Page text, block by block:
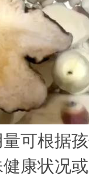
可根据
康状况